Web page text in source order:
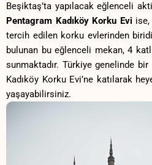
Beşiktaş’ta yapılacak eğlenceli
Pentagram ‌Kadıköy ⁢Korku Evi
tercih edilen korku evlerinden
bulunan ‌bu ‍eğlenceli‌ mekan, 4‌
sunmaktadır. Türkiye genelinde
Kadıköy Korku Evi’ne⁤ katılarak
yaşayabilirsiniz.